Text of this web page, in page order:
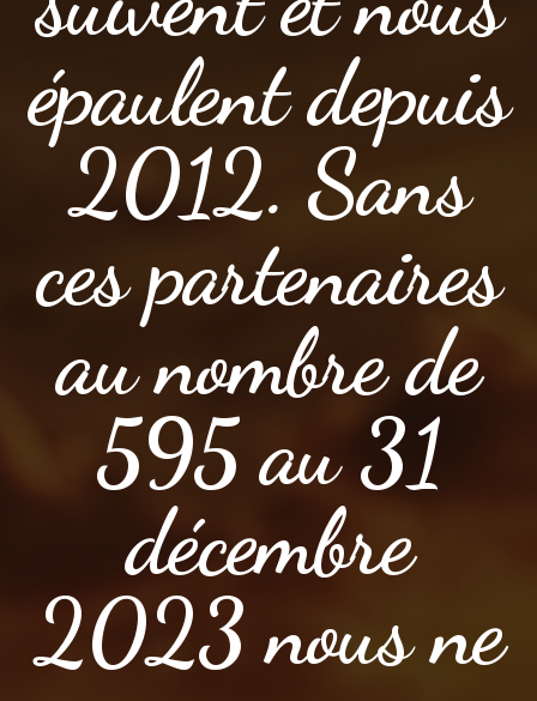
épaulent depuis
2012. Sans
ces partenaires
au nombre de
595 au 31
décembre
2023 nous ne